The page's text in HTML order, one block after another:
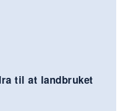
til at landbruket